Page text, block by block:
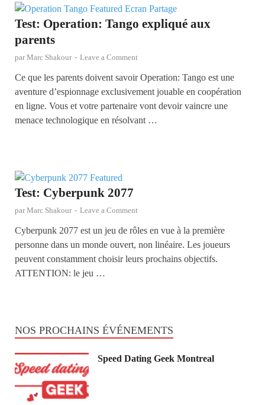
Test: Operation: Tango expliqué aux
parents
parMarc Shakour - Leave a Comment
Ce que les parents doivent savoir Operation: Tango est une
aventure d’espionnage exclusivement jouable en coopération
en ligne. Vous et votre partenaire vont devoir vaincre une
menace technologique en résolvant …
Test: Cyberpunk 2077
parMarc Shakour - Leave a Comment
Cyberpunk 2077 est un jeu de rôles en vue à la première
personne dans un monde ouvert, non linéaire. Les joueurs
peuvent constamment choisir leurs prochains objectifs.
ATTENTION: le jeu …
NOS PROCHAINS ÉVÉNEMENTS
Speed Dating Geek Montreal